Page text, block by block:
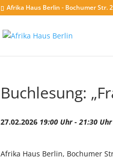
Afrika Haus Berlin - Bochumer Str.
Buchlesung:
27.02.2026 19:00 Uhr - 21:30 Uhr
Afrika Haus Berlin, Bochumer